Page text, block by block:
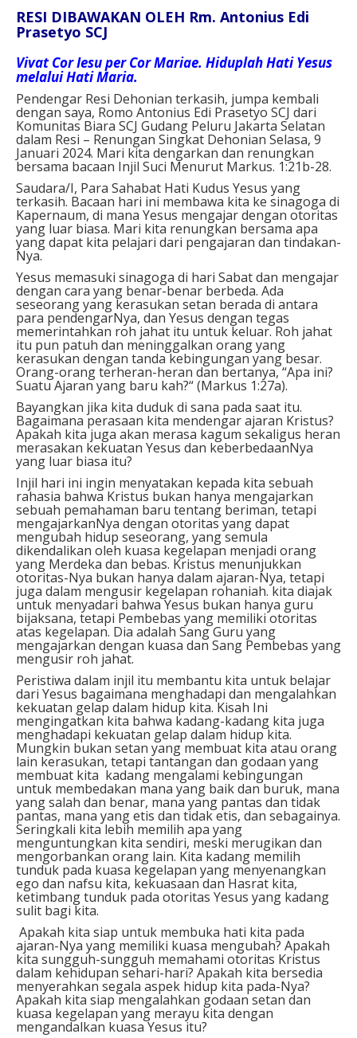
RESI DIBAWAKAN OLEH Rm. Antonius Edi
Prasetyo SCJ
Vivat Cor Iesu per Cor Mariae. Hiduplah Hati Yesus
melalui Hati Maria.
Pendengar Resi Dehonian terkasih, jumpa kembali
dengan saya, Romo Antonius Edi Prasetyo SCJ dari
Komunitas Biara SCJ Gudang Peluru Jakarta Selatan
dalam Resi – Renungan Singkat Dehonian Selasa, 9
Januari 2024. Mari kita dengarkan dan renungkan
bersama bacaan Injil Suci Menurut Markus. 1:21b-28.
Saudara/I, Para Sahabat Hati Kudus Yesus yang
terkasih. Bacaan hari ini membawa kita ke sinagoga di
Kapernaum, di mana Yesus mengajar dengan otoritas
yang luar biasa. Mari kita renungkan bersama apa
yang dapat kita pelajari dari pengajaran dan tindakan-
Nya.
Yesus memasuki sinagoga di hari Sabat dan mengajar
dengan cara yang benar-benar berbeda. Ada
seseorang yang kerasukan setan berada di antara
para pendengarNya, dan Yesus dengan tegas
memerintahkan roh jahat itu untuk keluar. Roh jahat
itu pun patuh dan meninggalkan orang yang
kerasukan dengan tanda kebingungan yang besar.
Orang-orang terheran-heran dan bertanya, “Apa ini?
Suatu Ajaran yang baru kah?“ (Markus 1:27a).
Bayangkan jika kita duduk di sana pada saat itu.
Bagaimana perasaan kita mendengar ajaran Kristus?
Apakah kita juga akan merasa kagum sekaligus heran
merasakan kekuatan Yesus dan keberbedaanNya
yang luar biasa itu?
Injil hari ini ingin menyatakan kepada kita sebuah
rahasia bahwa Kristus bukan hanya mengajarkan
sebuah pemahaman baru tentang beriman, tetapi
mengajarkanNya dengan otoritas yang dapat
mengubah hidup seseorang, yang semula
dikendalikan oleh kuasa kegelapan menjadi orang
yang Merdeka dan bebas. Kristus menunjukkan
otoritas-Nya bukan hanya dalam ajaran-Nya, tetapi
juga dalam mengusir kegelapan rohaniah. kita diajak
untuk menyadari bahwa Yesus bukan hanya guru
bijaksana, tetapi Pembebas yang memiliki otoritas
atas kegelapan. Dia adalah Sang Guru yang
mengajarkan dengan kuasa dan Sang Pembebas yang
mengusir roh jahat.
Peristiwa dalam injil itu membantu kita untuk belajar
dari Yesus bagaimana menghadapi dan mengalahkan
kekuatan gelap dalam hidup kita. Kisah Ini
mengingatkan kita bahwa kadang-kadang kita juga
menghadapi kekuatan gelap dalam hidup kita.
Mungkin bukan setan yang membuat kita atau orang
lain kerasukan, tetapi tantangan dan godaan yang
membuat kita kadang mengalami kebingungan
untuk membedakan mana yang baik dan buruk, mana
yang salah dan benar, mana yang pantas dan tidak
pantas, mana yang etis dan tidak etis, dan sebagainya.
Seringkali kita lebih memilih apa yang
menguntungkan kita sendiri, meski merugikan dan
mengorbankan orang lain. Kita kadang memilih
tunduk pada kuasa kegelapan yang menyenangkan
ego dan nafsu kita, kekuasaan dan Hasrat kita,
ketimbang tunduk pada otoritas Yesus yang kadang
sulit bagi kita.
Apakah kita siap untuk membuka hati kita pada
ajaran-Nya yang memiliki kuasa mengubah? Apakah
kita sungguh-sungguh memahami otoritas Kristus
dalam kehidupan sehari-hari? Apakah kita bersedia
menyerahkan segala aspek hidup kita pada-Nya?
Apakah kita siap mengalahkan godaan setan dan
kuasa kegelapan yang merayu kita dengan
mengandalkan kuasa Yesus itu?